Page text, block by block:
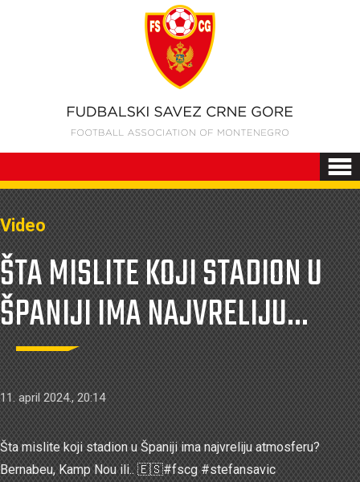
Video
ŠTA MISLITE KOJI STADION U
ŠPANIJI IMA NAJVRELIJU...
11. april 2024., 20:14
Šta mislite koji stadion u Španiji ima najvreliju atmosferu?
Bernabeu, Kamp Nou ili.. 🇪🇸#fscg #stefansavic